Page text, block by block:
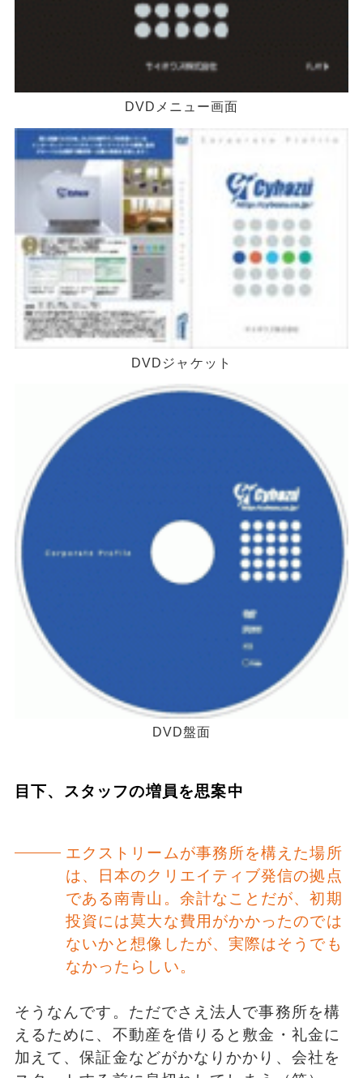
DVDメニュー画面
DVDジャケット
DVD盤面
目下、スタッフの増員を思案中
エクストリームが事務所を構えた場所
は、日本のクリエイティブ発信の拠点
である南青山。余計なことだが、初期
投資には莫大な費用がかかったのでは
ないかと想像したが、実際はそうでも
なかったらしい。
そうなんです。ただでさえ法人で事務所を構
えるために、不動産を借りると敷金・礼金に
加えて、保証金などがかなりかかり、会社を